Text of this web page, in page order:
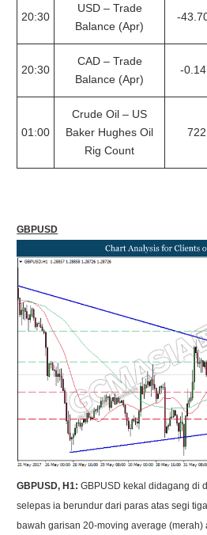
20:30
USD – Trade
Balance (Apr)
-
20:30
CAD – Trade
Balance (Apr)
-
01:00
Crude Oil – US
Baker Hughes Oil
Rig Count
722
GBPUSD
GBPUSD, H1:GBPUSD kekal didagang di
selepas ia berundur dari paras atas segi
bawah garisan 20-moving average (merah)